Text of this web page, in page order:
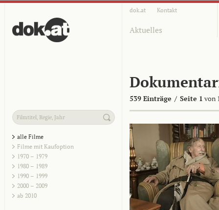
dok.at Kontakt
Aktuelles
539 Einträge / Seite 1 von
alle Filme
Filme mit Kaufoption
1970 – 1979
1980 – 1989
1990 – 1999
2000 – 2009
ab 2010